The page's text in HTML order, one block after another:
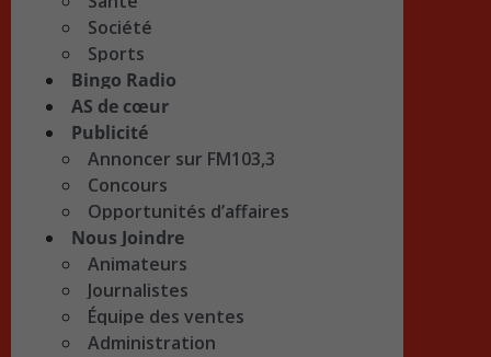
Société
Sports
Bingo Radio
AS de cœur
Publicité
Annoncer sur FM103,3
Concours
Opportunités d’affaires
Nous Joindre
Animateurs
Journalistes
Équipe des ventes
Administration